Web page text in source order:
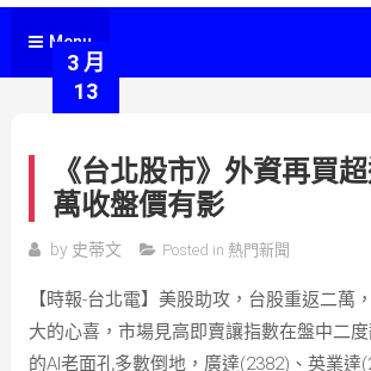
Menu
3 月
13
《台北股市》外資再買
萬收盤價有影
by 史蒂文 Posted in 熱門新聞
【時報-台北電】美股助攻，台股重返二萬
大的心喜，市場見高即賣讓指數在盤中二
的AI老面孔多數倒地，廣達(2382)、英業達